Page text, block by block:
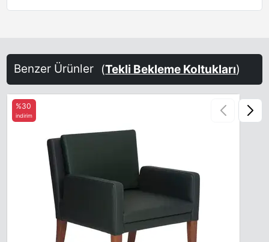
Benzer Ürünler (Tekli Bekleme Koltukları)
%30
indirim